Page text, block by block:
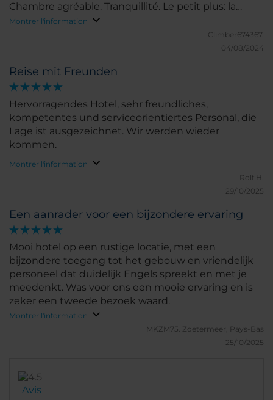
Chambre agréable. Tranquillité. Le petit plus: la
montée en funiculaire privé de l'hôtel.
Montrer l'information
Climber674367.
04/08/2024
Reise mit Freunden
Hervorragendes Hotel, sehr freundliches,
kompetentes und serviceorientiertes Personal, die
Lage ist ausgezeichnet. Wir werden wieder
kommen.
Montrer l'information
Rolf H.
29/10/2025
Een aanrader voor een bijzondere ervaring
Mooi hotel op een rustige locatie, met een
bijzondere toegang tot het gebouw en vriendelijk
personeel dat duidelijk Engels spreekt en met je
meedenkt. Was voor ons een mooie ervaring en is
zeker een tweede bezoek waard.
Montrer l'information
MKZM75. Zoetermeer, Pays-Bas
25/10/2025
Avis